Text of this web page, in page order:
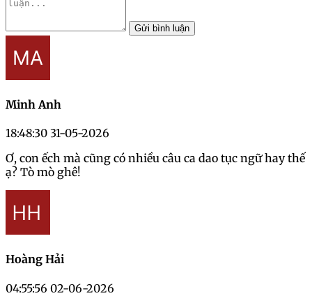
Gửi bình luận
Minh Anh
18:48:30 31-05-2026
Ơ, con ếch mà cũng có nhiều câu ca dao tục ngữ hay thế
ạ? Tò mò ghê!
Hoàng Hải
04:55:56 02-06-2026